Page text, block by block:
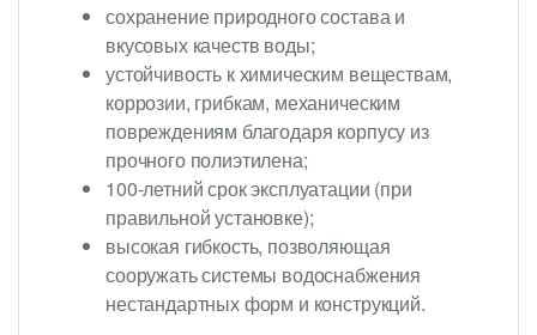
сохранение природного состава и
вкусовых качеств воды;
устойчивость к химическим веществам,
коррозии, грибкам, механическим
повреждениям благодаря корпусу из
прочного полиэтилена;
100-летний срок эксплуатации (при
правильной установке);
высокая гибкость, позволяющая
сооружать системы водоснабжения
нестандартных форм и конструкций.